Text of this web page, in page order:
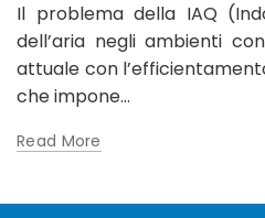
Il problema della IAQ
dell’aria negli ambienti
attuale con
che impone…
Read More